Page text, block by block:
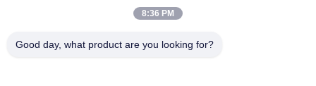
8:36 PM
Good day, what product are you looking for?